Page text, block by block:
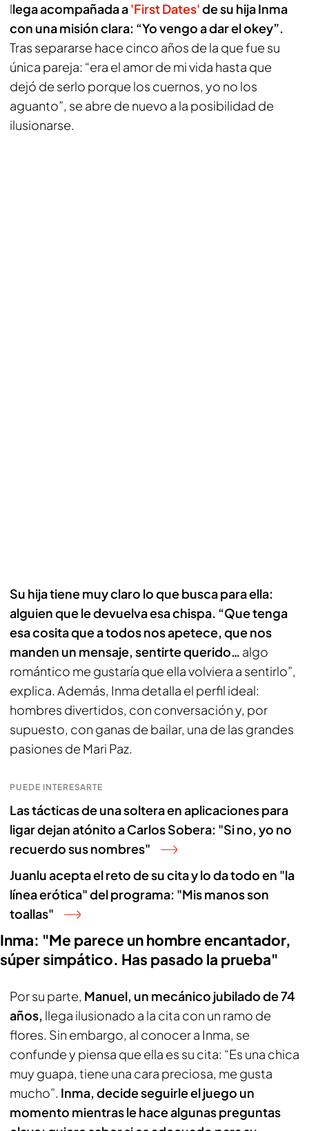
llega acompañada a'First Dates'de su hija Inma
con una misión clara: “Yo vengo a dar el okey”.
Tras separarse hace cinco años de la que fue su
única pareja: “era el amor de mi vida hasta que
dejó de serlo porque los cuernos, yo no los
aguanto”, se abre de nuevo a la posibilidad de
ilusionarse.
Su hija tiene muy claro lo que busca para ella:
alguien que le devuelva esa chispa. “Que tenga
esa cosita que a todos nos apetece, que nos
manden un mensaje, sentirte querido… algo
romántico me gustaría que ella volviera a sentirlo”,
explica. Además, Inma detalla el perfil ideal:
hombres divertidos, con conversación y, por
supuesto, con ganas de bailar, una de las grandes
pasiones de Mari Paz.
PUEDE INTERESARTE
Las tácticas de una soltera en aplicaciones para
ligar dejan atónito a Carlos Sobera: "Si no, yo no
recuerdo sus nombres"
Juanlu acepta el reto de su cita y lo da todo en "la
línea erótica" del programa: "Mis manos son
toallas"
Inma: "Me parece un hombre encantador,
súper simpático. Has pasado la prueba"
Por su parte, Manuel, un mecánico jubilado de 74
años, llega ilusionado a la cita con un ramo de
flores. Sin embargo, al conocer a Inma, se
confunde y piensa que ella es su cita: “Es una chica
muy guapa, tiene una cara preciosa, me gusta
mucho”. Inma, decide seguirle el juego un
momento mientras le hace algunas preguntas